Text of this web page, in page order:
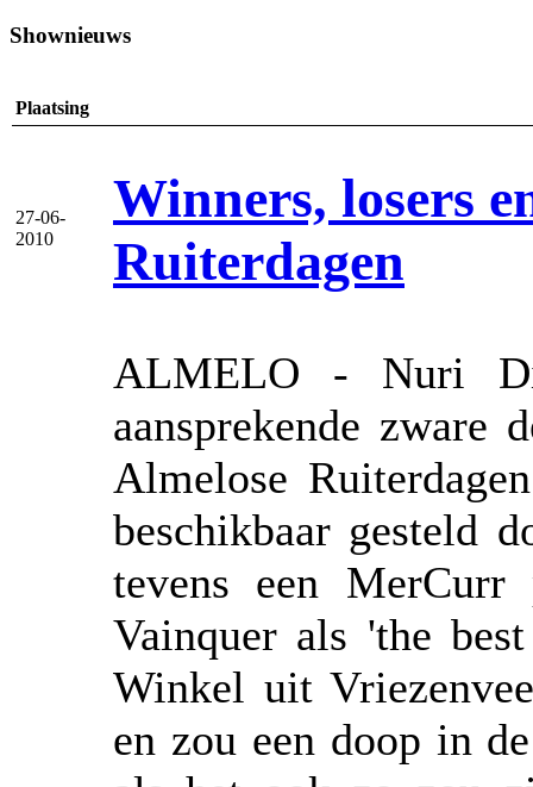
Shownieuws
Plaatsing
27-06-
2010
Winners, losers
Ruiterdagen
ALMELO - Nuri
aansprekende zware
Almelose
beschikbaar gesteld
tevens een
Vainquer als 'the
Winkel uit
en zou een doop in